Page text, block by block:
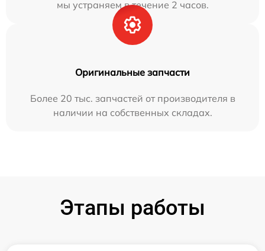
мы устраняем в течение 2 часов.
Оригинальные запчасти
Более 20 тыс. запчастей от производителя в
наличии на собственных складах.
Этапы работы